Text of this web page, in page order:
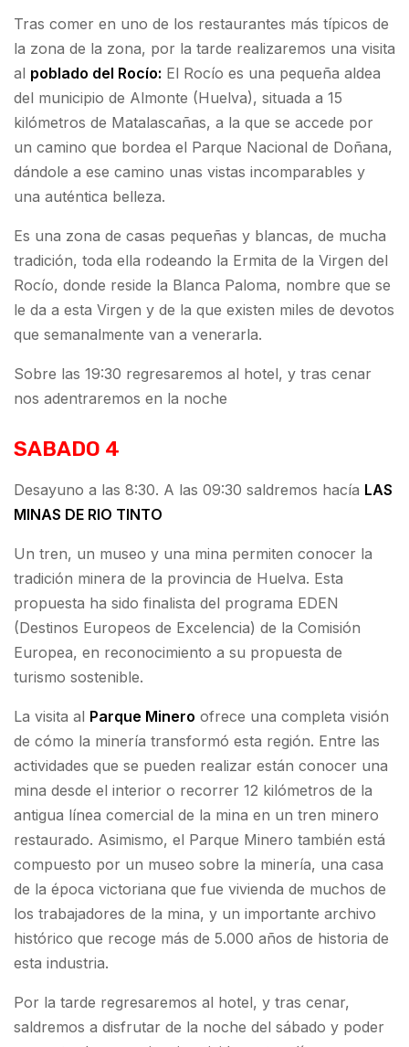
Tras comer en uno de los restaurantes más típicos de
la zona de la zona, por la tarde realizaremos una visita
al poblado del Rocío: El Rocío es una pequeña aldea
del municipio de Almonte (Huelva), situada a 15
kilómetros de Matalascañas, a la que se accede por
un camino que bordea el Parque Nacional de Doñana,
dándole a ese camino unas vistas incomparables y
una auténtica belleza.
Es una zona de casas pequeñas y blancas, de mucha
tradición, toda ella rodeando la Ermita de la Virgen del
Rocío, donde reside la Blanca Paloma, nombre que se
le da a esta Virgen y de la que existen miles de devotos
que semanalmente van a venerarla.
Sobre las 19:30 regresaremos al hotel, y tras cenar
nos adentraremos en la noche
SABADO 4
Desayuno a las 8:30. A las 09:30 saldremos hacía LAS
MINAS DE RIO TINTO
Un tren, un museo y una mina permiten conocer la
tradición minera de la provincia de Huelva. Esta
propuesta ha sido finalista del programa EDEN
(Destinos Europeos de Excelencia) de la Comisión
Europea, en reconocimiento a su propuesta de
turismo sostenible.
La visita al Parque Minero ofrece una completa visión
de cómo la minería transformó esta región. Entre las
actividades que se pueden realizar están conocer una
mina desde el interior o recorrer 12 kilómetros de la
antigua línea comercial de la mina en un tren minero
restaurado. Asimismo, el Parque Minero también está
compuesto por un museo sobre la minería, una casa
de la época victoriana que fue vivienda de muchos de
los trabajadores de la mina, y un importante archivo
histórico que recoge más de 5.000 años de historia de
esta industria.
Por la tarde regresaremos al hotel, y tras cenar,
saldremos a disfrutar de la noche del sábado y poder